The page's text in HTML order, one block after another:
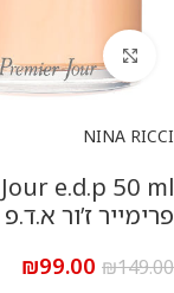
להגדלת התמונה
NINA RICCI
פרימייר ז’ור א.ד.פ 50 מ”ל
₪149.00
₪99.00